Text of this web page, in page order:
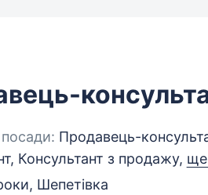
Продавець-
Консультант з продажу, ще
, Шепетівка